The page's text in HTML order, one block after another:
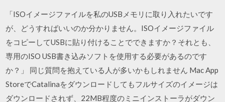
「ISOイメージファイルを私のUSBメモリに取り入れたいです
が、どうすればいいのか分かりません。ISOイメージファイル
をコピーしてUSBに貼り付けることでできますか？それとも、
専用のISO USB書き込みソフトを使用する必要があるのです
か？」 同じ質問を抱えている人が多いかもしれません Mac App
StoreでCatalinaをダウンロードしてもフルサイズのイメージは
ダウンロードされず、22MB程度のミニインストーラがダウン